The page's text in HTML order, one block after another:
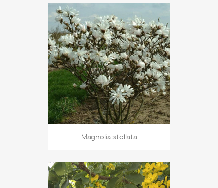
Magnolia stellata